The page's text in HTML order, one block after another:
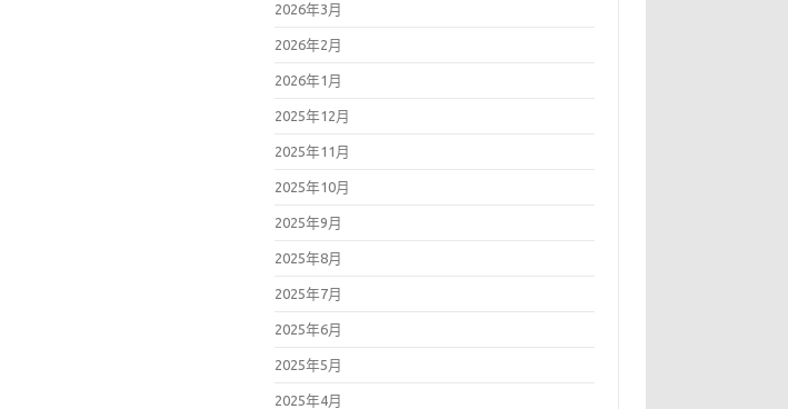
2026年3月
2026年2月
2026年1月
2025年12月
2025年11月
2025年10月
2025年9月
2025年8月
2025年7月
2025年6月
2025年5月
2025年4月